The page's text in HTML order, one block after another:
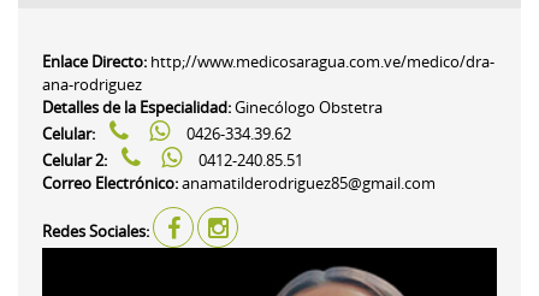
Enlace Directo: http;//www.medicosaragua.com.ve/medico/dra-
ana-rodriguez
Detalles de la Especialidad:Ginecólogo Obstetra
Celular:
0426-334.39.62
Celular 2:
0412-240.85.51
Correo Electrónico:anamatilderodriguez85@gmail.com
Redes Sociales: